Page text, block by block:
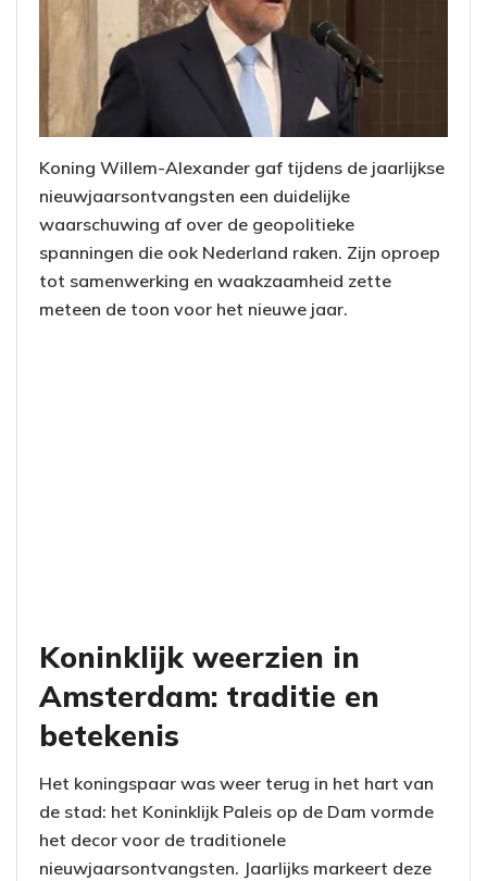
Koning Willem-Alexander gaf tijdens de jaarlijkse
nieuwjaarsontvangsten een duidelijke
waarschuwing af over de geopolitieke
spanningen die ook Nederland raken. Zijn oproep
tot samenwerking en waakzaamheid zette
meteen de toon voor het nieuwe jaar.
Koninklijk weerzien in
Amsterdam: traditie en
betekenis
Het koningspaar was weer terug in het hart van
de stad: het Koninklijk Paleis op de Dam vormde
het decor voor de traditionele
nieuwjaarsontvangsten. Jaarlijks markeert deze